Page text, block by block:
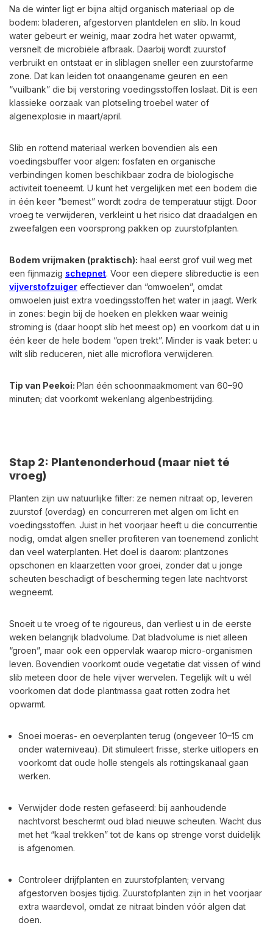
Na de winter ligt er bijna altijd organisch materiaal op de
bodem: bladeren, afgestorven plantdelen en slib. In koud
water gebeurt er weinig, maar zodra het water opwarmt,
versnelt de microbiële afbraak. Daarbij wordt zuurstof
verbruikt en ontstaat er in sliblagen sneller een zuurstofarme
zone. Dat kan leiden tot onaangename geuren en een
“vuilbank” die bij verstoring voedingsstoffen loslaat. Dit is een
klassieke oorzaak van plotseling troebel water of
algenexplosie in maart/april.
Slib en rottend materiaal werken bovendien als een
voedingsbuffer voor algen: fosfaten en organische
verbindingen komen beschikbaar zodra de biologische
activiteit toeneemt. U kunt het vergelijken met een bodem die
in één keer “bemest” wordt zodra de temperatuur stijgt. Door
vroeg te verwijderen, verkleint u het risico dat draadalgen en
zweefalgen een voorsprong pakken op zuurstofplanten.
Bodem vrijmaken (praktisch): haal eerst grof vuil weg met
een fijnmazig schepnet. Voor een diepere slibreductie is een
vijverstofzuiger effectiever dan “omwoelen”, omdat
omwoelen juist extra voedingsstoffen het water in jaagt. Werk
in zones: begin bij de hoeken en plekken waar weinig
stroming is (daar hoopt slib het meest op) en voorkom dat u in
één keer de hele bodem “open trekt”. Minder is vaak beter: u
wilt slib reduceren, niet alle microflora verwijderen.
Tip van Peekoi: Plan één schoonmaakmoment van 60–90
minuten; dat voorkomt wekenlang algenbestrijding.
Stap 2: Plantenonderhoud (maar niet té
vroeg)
Planten zijn uw natuurlijke filter: ze nemen nitraat op, leveren
zuurstof (overdag) en concurreren met algen om licht en
voedingsstoffen. Juist in het voorjaar heeft u die concurrentie
nodig, omdat algen sneller profiteren van toenemend zonlicht
dan veel waterplanten. Het doel is daarom: plantzones
opschonen en klaarzetten voor groei, zonder dat u jonge
scheuten beschadigt of bescherming tegen late nachtvorst
wegneemt.
Snoeit u te vroeg of te rigoureus, dan verliest u in de eerste
weken belangrijk bladvolume. Dat bladvolume is niet alleen
“groen”, maar ook een oppervlak waarop micro-organismen
leven. Bovendien voorkomt oude vegetatie dat vissen of wind
slib meteen door de hele vijver wervelen. Tegelijk wilt u wél
voorkomen dat dode plantmassa gaat rotten zodra het
opwarmt.
Snoei moeras- en oeverplanten terug (ongeveer 10–15 cm
onder waterniveau). Dit stimuleert frisse, sterke uitlopers en
voorkomt dat oude holle stengels als rottingskanaal gaan
werken.
Verwijder dode resten gefaseerd: bij aanhoudende
nachtvorst beschermt oud blad nieuwe scheuten. Wacht dus
met het “kaal trekken” tot de kans op strenge vorst duidelijk
is afgenomen.
Controleer drijfplanten en zuurstofplanten; vervang
afgestorven bosjes tijdig. Zuurstofplanten zijn in het voorjaar
extra waardevol, omdat ze nitraat binden vóór algen dat
doen.